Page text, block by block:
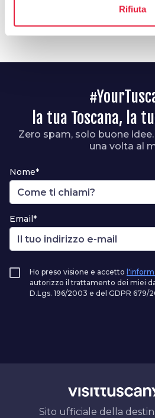
Rifiuta
la tua Toscana, la
Zero spam, solo buone
una volta al
Nome*
Email*
Ho preso visione e accetto
autorizzo il trattamento dei miei
D.Lgs. 196/2003 e del GDPR 679/
Sito ufficiale della